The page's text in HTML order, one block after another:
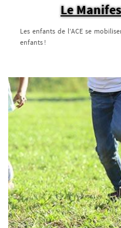
Le
Les enfants de l’ACE se
enfants !